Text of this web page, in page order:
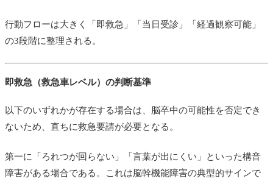
行動フローは大きく「即救急」「当日受診」「経過観察可能」
の3段階に整理される。
即救急（救急車レベル）の判断基準
以下のいずれかが存在する場合は、脳卒中の可能性を否定でき
ないため、直ちに救急要請が必要となる。
第一に「ろれつが回らない」「言葉が出にくい」といった構音
障害がある場合である。これは脳幹機能障害の典型的サインで